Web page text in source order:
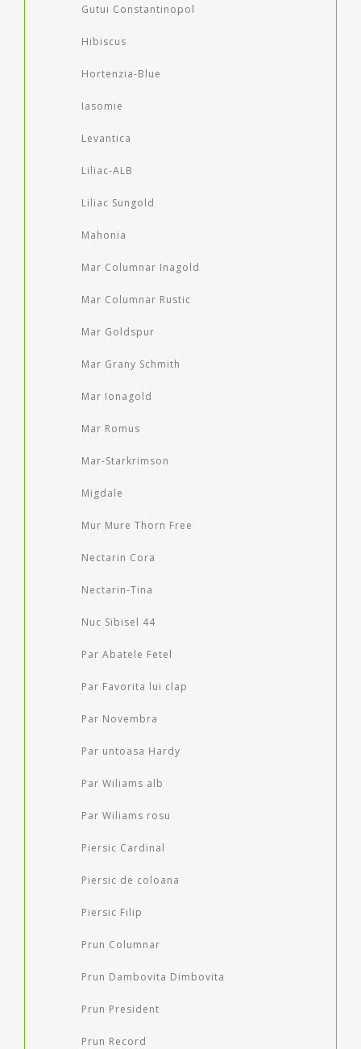
Gutui Constantinopol
Hibiscus
Hortenzia-Blue
Iasomie
Levantica
Liliac-ALB
Liliac Sungold
Mahonia
Mar Columnar Inagold
Mar Columnar Rustic
Mar Goldspur
Mar Grany Schmith
Mar Ionagold
Mar Romus
Mar-Starkrimson
Migdale
Mur Mure Thorn Free
Nectarin Cora
Nectarin-Tina
Nuc Sibisel 44
Par Abatele Fetel
Par Favorita lui clap
Par Novembra
Par untoasa Hardy
Par Wiliams alb
Par Wiliams rosu
Piersic Cardinal
Piersic de coloana
Piersic Filip
Prun Columnar
Prun Dambovita Dimbovita
Prun President
Prun Record